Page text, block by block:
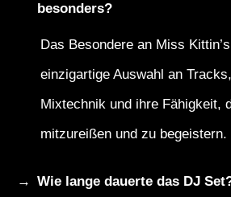
besonders?
Das Besondere an Miss
einzigartige Auswahl an
Mixtechnik und ihre Fähigkeit,
mitzureißen und zu begeistern.
Wie lange dauerte das DJ